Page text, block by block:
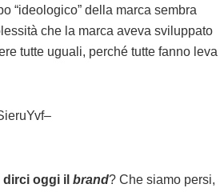
“ideologico” della marca sembra
che la marca aveva sviluppato
tutte uguali, perché tutte fanno leva
oggi il brand? Che siamo persi,